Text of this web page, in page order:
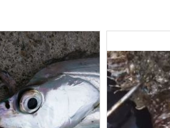


次へ

検索